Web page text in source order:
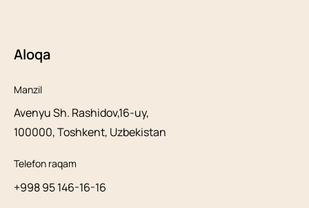
Aloqa
Manzil
Avenyu Sh. Rashidov,16-uy,
100000, Toshkent, Uzbekistan
Telefon raqam
+998 95 146-16-16